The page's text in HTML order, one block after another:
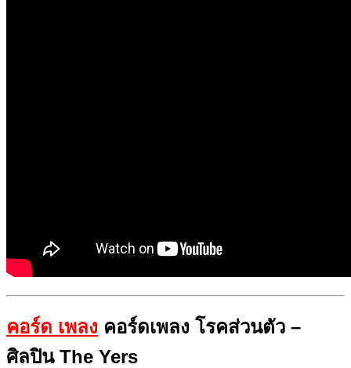
คอร์ด เพลง คอร์ดเพลง โรคส่วนตัว –
ศิลปินThe Yers